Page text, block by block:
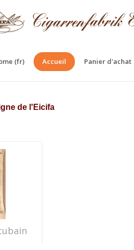
(fr) Accueil Panier d'achat
de l'Eicifa